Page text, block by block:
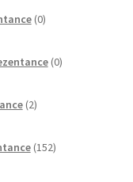
0izdelkov
0izdelkov
2izdelka
152izdelkov